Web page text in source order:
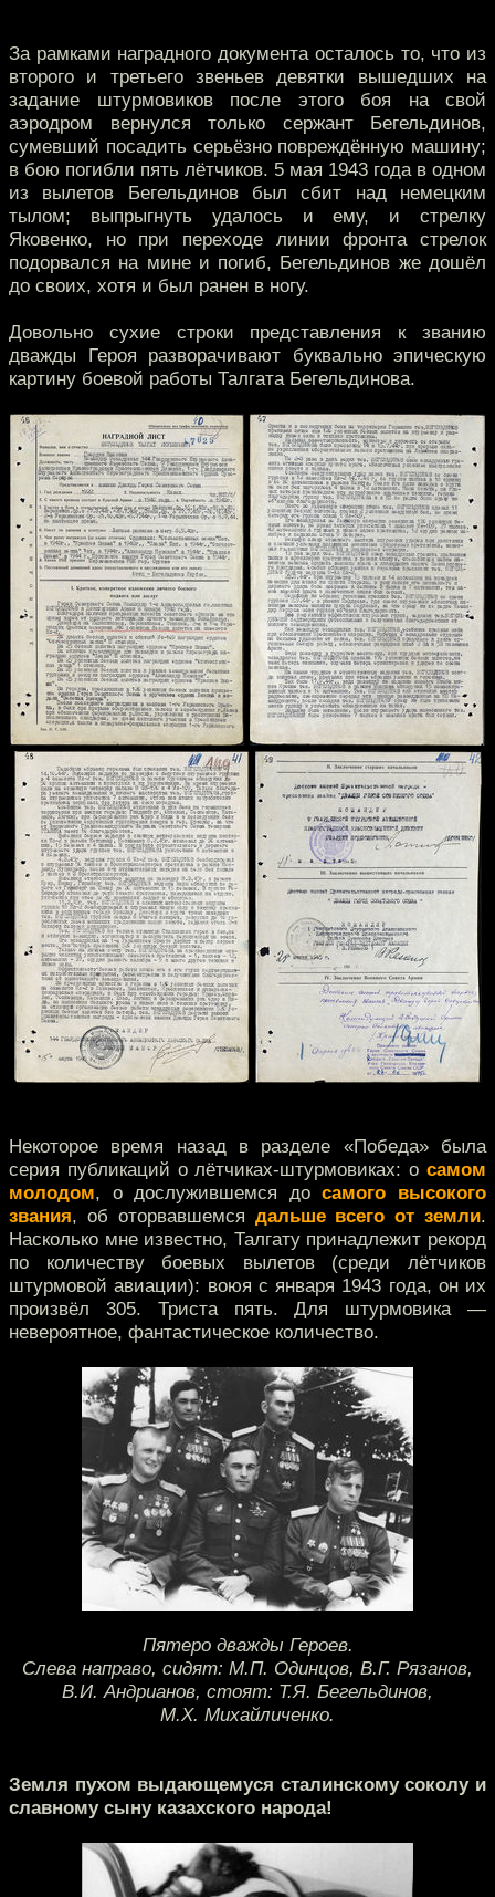
За рамками наградного документа осталось то, что из
второго и третьего звеньев девятки вышедших на
задание штурмовиков после этого боя на свой
аэродром вернулся только сержант Бегельдинов,
сумевший посадить серьёзно повреждённую машину;
в бою погибли пять лётчиков. 5 мая 1943 года в одном
из вылетов Бегельдинов был сбит над немецким
тылом; выпрыгнуть удалось и ему, и стрелку
Яковенко, но при переходе линии фронта стрелок
подорвался на мине и погиб, Бегельдинов же дошёл
до своих, хотя и был ранен в ногу.
Довольно сухие строки представления к званию
дважды Героя разворачивают буквально эпическую
картину боевой работы Талгата Бегельдинова.
Некоторое время назад в разделе «Победа» была
серия публикаций о лётчиках-штурмовиках: о самом
молодом, о дослужившемся досамого высокого
звания, об оторвавшемся дальше всего от земли.
Насколько мне известно, Талгату принадлежит рекорд
по количеству боевых вылетов (среди лётчиков
штурмовой авиации): воюя с января 1943 года, он их
произвёл 305. Триста пять. Для штурмовика —
невероятное, фантастическое количество.
Пятеро дважды Героев.
Слева направо, сидят: М.П. Одинцов, В.Г. Рязанов,
В.И. Андрианов, стоят: Т.Я. Бегельдинов,
М.Х. Михайличенко.
Земля пухом выдающемуся сталинскому соколу и
славному сыну казахского народа!